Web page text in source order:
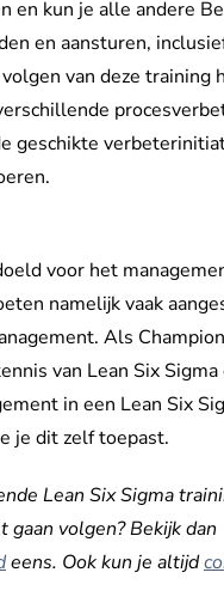
en kun je alle andere
en aansturen,
van deze training
geschikte
voor het
namelijk vaak
Als
van Lean Six
in een Lean Six
je dit zelf toepast.
Lean Six Sigma
volgen? Bekijk dan
eens. Ook kun je altijd